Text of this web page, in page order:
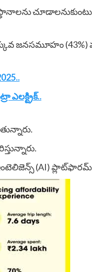
జనసమూహం
ఎలక్ట్రిక్..
(AI)